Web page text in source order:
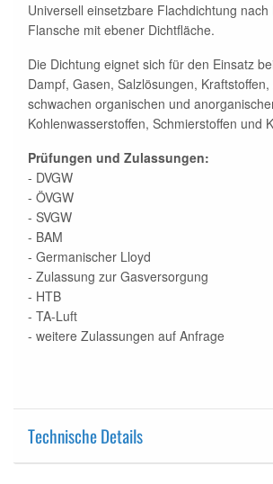
Universell einsetzbare Flachdichtung
Flansche mit ebener Dichtfläche.
Die Dichtung eignet sich für den Einsatz
Dampf, Gasen, Salzlösungen, Kraftstoffen,
schwachen organischen und
Kohlenwasserstoffen, Schmierstoffen und
Prüfungen und Zulassungen:
- DVGW
- ÖVGW
- SVGW
- BAM
- Germanischer Lloyd
- Zulassung zur Gasversorgung
- HTB
- TA-Luft
- weitere Zulassungen auf Anfrage
Technische Details